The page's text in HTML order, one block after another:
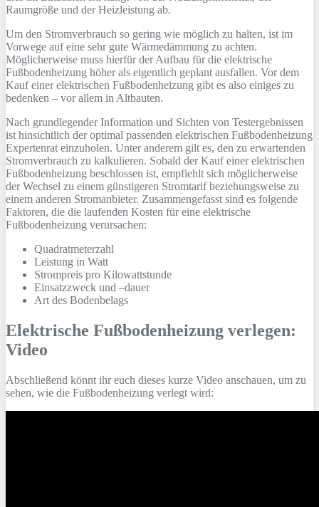
Raumgröße und der Heizleistung ab.
Um den Stromverbrauch so gering wie möglich zu halten, ist im
Vorwege auf eine sehr gute Wärmedämmung zu achten.
Möglicherweise muss hierfür der Aufbau für die elektrische
Fußbodenheizung höher als eigentlich geplant ausfallen. Vor dem
Kauf einer elektrischen Fußbodenheizung gibt es also einiges zu
bedenken – vor allem in Altbauten.
Nach grundlegender Information und Sichten von Testergebnissen
ist hinsichtlich der optimal passenden elektrischen Fußbodenheizung
Expertenrat einzuholen. Unter anderem gilt es, den zu erwartenden
Stromverbrauch zu kalkulieren. Sobald der Kauf einer elektrischen
Fußbodenheizung beschlossen ist, empfiehlt sich möglicherweise
der Wechsel zu einem günstigeren Stromtarif beziehungsweise zu
einem anderen Stromanbieter. Zusammengefasst sind es folgende
Faktoren, die die laufenden Kosten für eine elektrische
Fußbodenheizung verursachen:
Quadratmeterzahl
Leistung in Watt
Strompreis pro Kilowattstunde
Einsatzzweck und –dauer
Art des Bodenbelags
Elektrische Fußbodenheizung verlegen:
Video
Abschließend könnt ihr euch dieses kurze Video anschauen, um zu
sehen, wie die Fußbodenheizung verlegt wird: